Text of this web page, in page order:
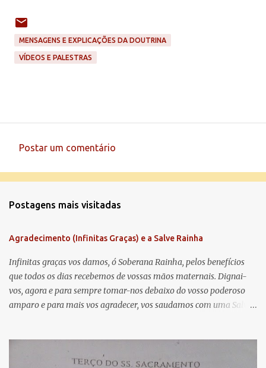
MENSAGENS E EXPLICAÇÕES DA DOUTRINA
VÍDEOS E PALESTRAS
e
t
á
r
i
o
Postar um comentário
Postagens mais visitadas
Agradecimento (Infinitas Graças) e a Salve Rainha
Infinitas graças vos damos, ó Soberana Rainha, pelos benefícios
que todos os dias recebemos de vossas mãos maternais. Dignai-
vos, agora e para sempre tomar-nos debaixo do vosso poderoso
amparo e para mais vos agradecer, vos saudamos com uma Salve
lágrimas. Eia, pois, Advogada nossa, estes vossos olhos